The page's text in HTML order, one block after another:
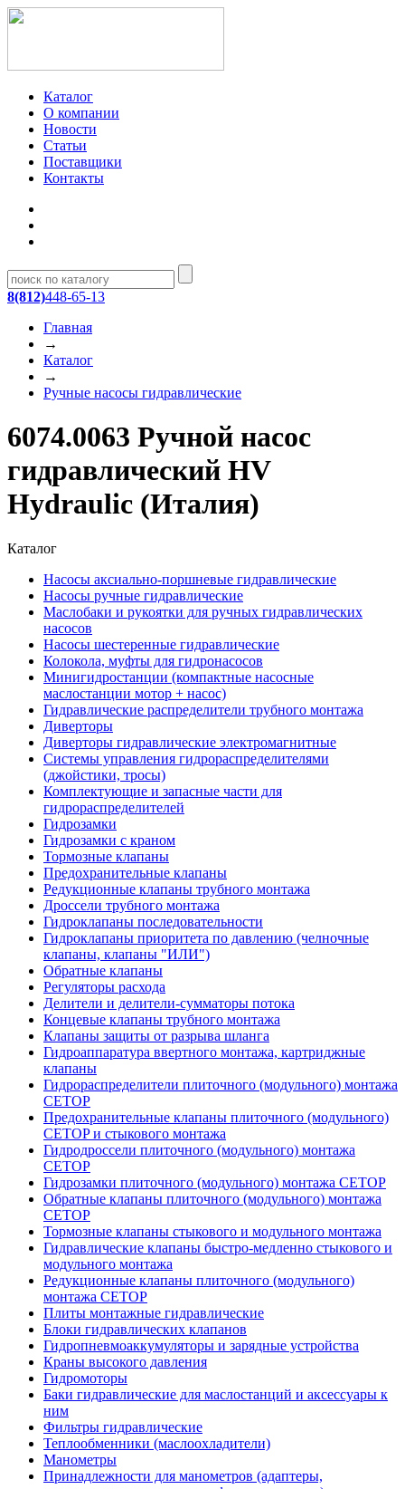
Каталог
О компании
Новости
Статьи
Поставщики
Контакты
8(812)448-65-13
Главная
→
Каталог
→
Ручные насосы гидравлические
6074.0063 Ручной насос
гидравлический HV
Hydraulic (Италия)
Каталог
Насосы аксиально-поршневые гидравлические
Насосы ручные гидравлические
Маслобаки и рукоятки для ручных гидравлических
насосов
Насосы шестеренные гидравлические
Колокола, муфты для гидронасосов
Минигидростанции (компактные насосные
маслостанции мотор + насос)
Гидравлические распределители трубного монтажа
Диверторы
Диверторы гидравлические электромагнитные
Системы управления гидрораспределителями
(джойстики, тросы)
Комплектующие и запасные части для
гидрораспределителей
Гидрозамки
Гидрозамки с краном
Тормозные клапаны
Предохранительные клапаны
Редукционные клапаны трубного монтажа
Дроссели трубного монтажа
Гидроклапаны последовательности
Гидроклапаны приоритета по давлению (челночные
клапаны, клапаны "ИЛИ")
Обратные клапаны
Регуляторы расхода
Делители и делители-сумматоры потока
Концевые клапаны трубного монтажа
Клапаны защиты от разрыва шланга
Гидроаппаратура ввертного монтажа, картриджные
клапаны
Гидрораспределители плиточного (модульного) монтажa
CETOP
Предохранительные клапаны плиточного (модульного)
CETOP и стыкового монтажа
Гидродроссели плиточного (модульного) монтажа
CETOP
Гидрозамки плиточного (модульного) монтажа CETOP
Обратные клапаны плиточного (модульного) монтажа
CETOP
Тормозные клапаны стыкового и модульного монтажа
Гидравлические клапаны быстро-медленно стыкового и
модульного монтажа
Редукционные клапаны плиточного (модульного)
монтажа CETOP
Плиты монтажные гидравлические
Блоки гидравлических клапанов
Гидропневмоаккумуляторы и зарядные устройства
Краны высокого давления
Гидромоторы
Баки гидравлические для маслостанций и аксессуары к
ним
Фильтры гидравлические
Теплообменники (маслоохладители)
Манометры
Принадлежности для манометров (адаптеры,